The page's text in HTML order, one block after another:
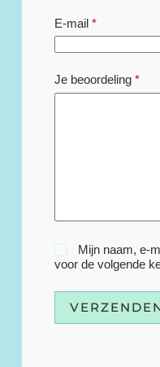
E-mail*
Je beoordeling *
Mijn naam, e-
voor de volgende